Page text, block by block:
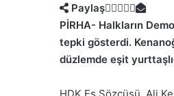
Paylaş
PİRHA- Halkların
tepki gösterdi.
düzlemde eşit